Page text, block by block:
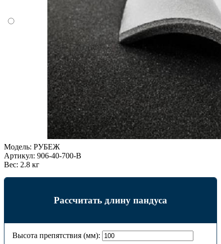
Модель: РУБЕЖ
Артикул: 906-40-700-B
Вес: 2.8 кг
Рассчитать длину пандуса
Высота препятствия (мм):